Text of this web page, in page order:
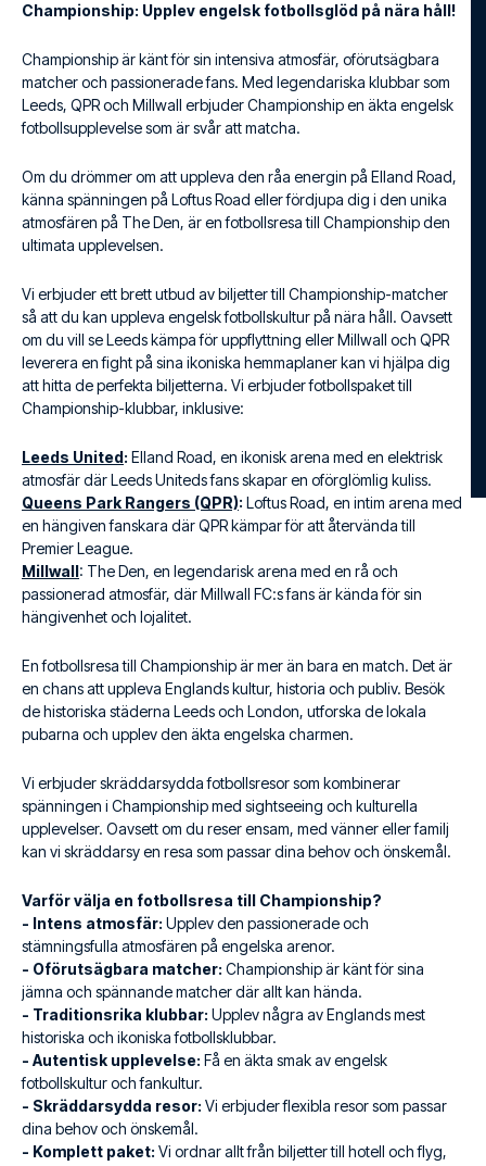
Championship: Upplev engelsk fotbollsglöd på nära håll!
Championship är känt för sin intensiva atmosfär, oförutsägbara
matcher och passionerade fans. Med legendariska klubbar som
Leeds, QPR och Millwall erbjuder Championship en äkta engelsk
fotbollsupplevelse som är svår att matcha.
Om du drömmer om att uppleva den råa energin på Elland Road,
känna spänningen på Loftus Road eller fördjupa dig i den unika
atmosfären på The Den, är en fotbollsresa till Championship den
ultimata upplevelsen.
Vi erbjuder ett brett utbud av biljetter till Championship-matcher
så att du kan uppleva engelsk fotbollskultur på nära håll. Oavsett
om du vill se Leeds kämpa för uppflyttning eller Millwall och QPR
leverera en fight på sina ikoniska hemmaplaner kan vi hjälpa dig
att hitta de perfekta biljetterna. Vi erbjuder fotbollspaket till
Championship-klubbar, inklusive:
Leeds United: Elland Road, en ikonisk arena med en elektrisk
atmosfär där Leeds Uniteds fans skapar en oförglömlig kuliss.
Queens Park Rangers (QPR): Loftus Road, en intim arena med
en hängiven fanskara där QPR kämpar för att återvända till
Premier League.
Millwall: The Den, en legendarisk arena med en rå och
passionerad atmosfär, där Millwall FC:s fans är kända för sin
hängivenhet och lojalitet.
En fotbollsresa till Championship är mer än bara en match. Det är
en chans att uppleva Englands kultur, historia och publiv. Besök
de historiska städerna Leeds och London, utforska de lokala
pubarna och upplev den äkta engelska charmen.
Vi erbjuder skräddarsydda fotbollsresor som kombinerar
spänningen i Championship med sightseeing och kulturella
upplevelser. Oavsett om du reser ensam, med vänner eller familj
kan vi skräddarsy en resa som passar dina behov och önskemål.
Varför välja en fotbollsresa till Championship?
- Intens atmosfär: Upplev den passionerade och
stämningsfulla atmosfären på engelska arenor.
- Oförutsägbara matcher: Championship är känt för sina
jämna och spännande matcher där allt kan hända.
- Traditionsrika klubbar: Upplev några av Englands mest
historiska och ikoniska fotbollsklubbar.
- Autentisk upplevelse: Få en äkta smak av engelsk
fotbollskultur och fankultur.
- Skräddarsydda resor: Vi erbjuder flexibla resor som passar
dina behov och önskemål.
- Komplett paket: Vi ordnar allt från biljetter till hotell och flyg,